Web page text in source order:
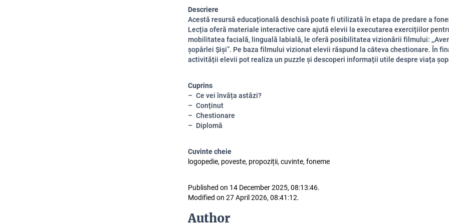
Descriere
Acestă resursă educațională deschisă poate fi utilizată în etapa de predare a
Lecția oferă materiale interactive care ajută elevii la executarea exercițiilor
mobilitatea facială, linguală labială, le oferă posibilitatea vizionării filmului:
șopârlei Șiși”. Pe baza filmului vizionat elevii răspund la câteva chestionare. În
activității elevii potrealiza un puzzle și descoperi informații utile despre viața
Cuprins
Ce vei învăța astăzi?
Conținut
Chestionare
Diplomă
Cuvinte cheie
logopedie, poveste, propoziții, cuvinte, foneme
Published on 14 December 2025, 08:13:46.
Modified on 27 April 2026, 08:41:12.
Author